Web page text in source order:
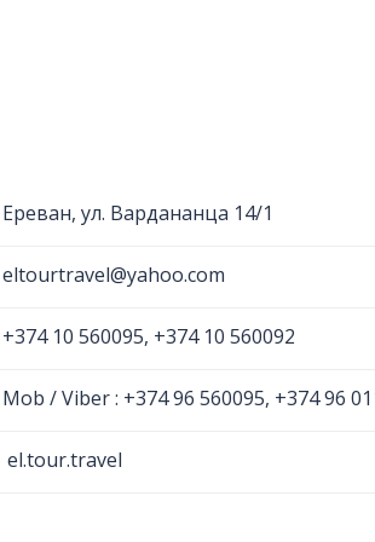
Ереван, ул. Вардананца 14/1
eltourtravel@yahoo.com
+374 10 560095, +374 10 560092
Mob / Viber : +374 96 560095, +374 96
el.tour.travel